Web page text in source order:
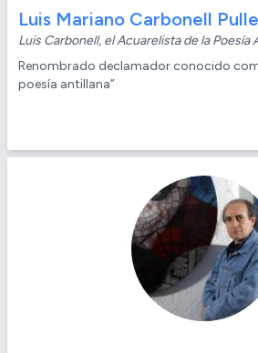
Luis Mariano Carbonell
Luis Carbonell, el Acuarelista de la Poesía
Renombrado declamador conocido
poesía antillana”